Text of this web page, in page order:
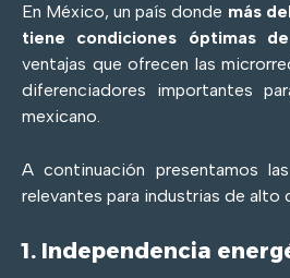
En México, un país donde más
tiene condiciones óptimas
ventajas que ofrecen las
diferenciadores importantes
mexicano.
A continuación presentamos
relevantes para industrias de alto
1. Independencia